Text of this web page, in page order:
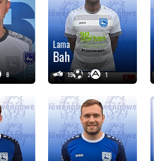
8
Lama
Bah
19 2 1